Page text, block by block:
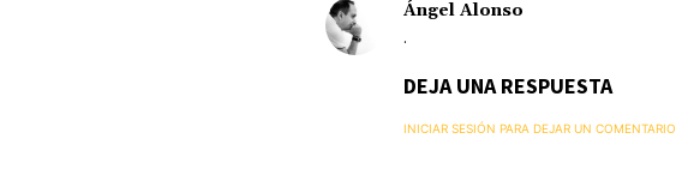
Ángel Alonso
.
DEJA UNA RESPUESTA
INICIAR SESIÓN PARA DEJAR UN COMENTARIO